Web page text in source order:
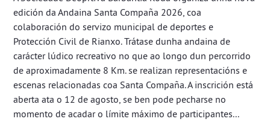
edición da Andaina Santa Compaña 2026, coa
colaboración do servizo municipal de deportes e
Protección Civil de Rianxo. Trátase dunha andaina de
carácter lúdico recreativo no que ao longo dun percorrido
de aproximadamente 8 Km. se realizan representacións e
escenas relacionadas coa Santa Compaña. A inscrición está
aberta ata o 12 de agosto, se ben pode pecharse no
momento de acadar o límite máximo de participantes...